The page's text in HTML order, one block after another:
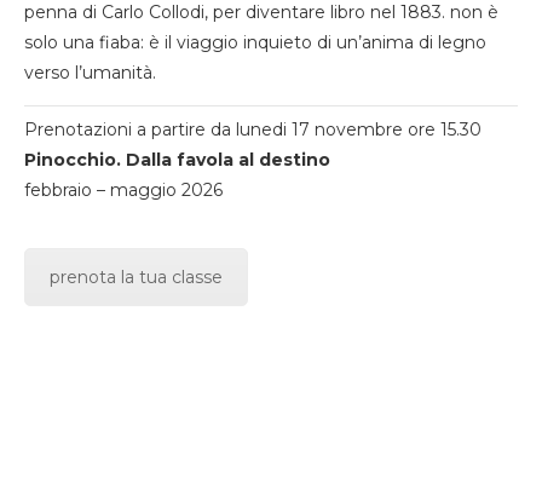
penna di Carlo Collodi, per diventare libro nel 1883. non è
solo una fiaba: è il viaggio inquieto di un’anima di legno
verso l’umanità.
Prenotazioni a partire da lunedi 17 novembre ore 15.30
Pinocchio. Dalla favola al destino
febbraio – maggio 2026
prenota la tua classe